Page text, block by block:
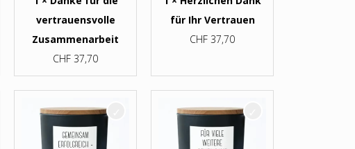
vertrauensvolle
Zusammenarbeit
CHF 37,70
für Ihr Vertrauen
CHF 37,70